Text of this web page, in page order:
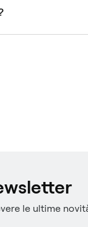
le ultime